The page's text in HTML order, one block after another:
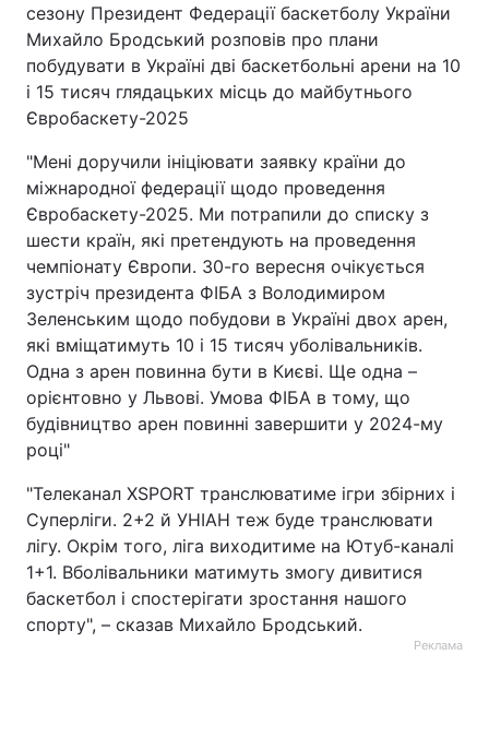
Тема оформлення
сезону Президент Федерації баскетболу України
Михайло Бродський розповів про плани
побудувати в Україні дві баскетбольні арени на 10
і 15 тисяч глядацьких місць до майбутнього
Євробаскету-2025
"Мені доручили ініціювати заявку країни до
міжнародної федерації щодо проведення
Євробаскету-2025. Ми потрапили до списку з
шести країн, які претендують на проведення
чемпіонату Європи. 30-го вересня очікується
зустріч президента ФІБА з Володимиром
Зеленським щодо побудови в Україні двох арен,
які вміщатимуть 10 і 15 тисяч уболівальників.
Одна з арен повинна бути в Києві. Ще одна –
орієнтовно у Львові. Умова ФІБА в тому, що
будівництво арен повинні завершити у 2024-му
році"
"Телеканал XSPORT транслюватиме ігри збірних і
Суперліги. 2+2 й УНІАН теж буде транслювати
лігу. Окрім того, ліга виходитиме на Ютуб-каналі
1+1. Вболівальники матимуть змогу дивитися
баскетбол і спостерігати зростання нашого
спорту", – сказав Михайло Бродський.
Реклама